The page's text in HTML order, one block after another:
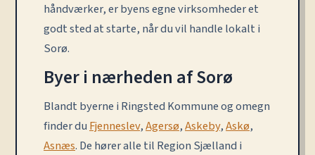
håndværker, er byens egne virksomheder et
godt sted at starte, når du vil handle lokalt i
Sorø.
Byer i nærheden af Sorø
Blandt byerne i Ringsted Kommune og omegn
finder duFjenneslev,Agersø,Askeby,Askø,
Asnæs. De hører alle til Region Sjælland i